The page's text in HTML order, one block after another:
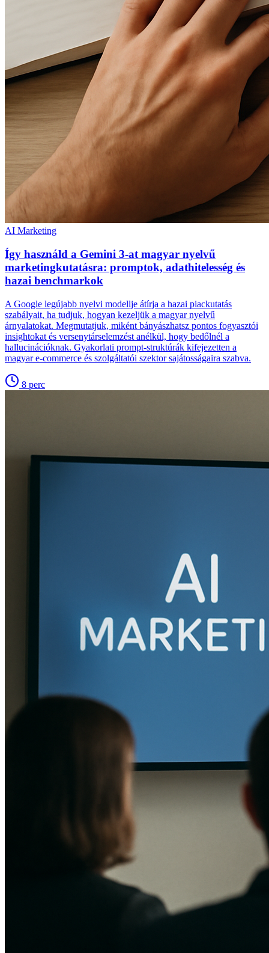
AI Marketing
Így használd a Gemini 3-at magyar nyelvű
marketingkutatásra: promptok, adathitelesség és
hazai benchmarkok
A Google legújabb nyelvi modellje átírja a hazai piackutatás
szabályait, ha tudjuk, hogyan kezeljük a magyar nyelvű
árnyalatokat. Megmutatjuk, miként bányászhatsz pontos fogyasztói
insightokat és versenytárselemzést anélkül, hogy bedőlnél a
hallucinációknak. Gyakorlati prompt-struktúrák kifejezetten a
magyar e-commerce és szolgáltatói szektor sajátosságaira szabva.
8 perc